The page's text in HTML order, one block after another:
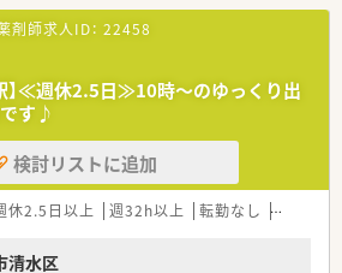
剤師求人ID： 22458
】≪週休2.5日≫10時～のゆっくり出
す♪
検討リストに追加
休2.5日以上 週32h以上 転勤なし 車通勤可
清水区